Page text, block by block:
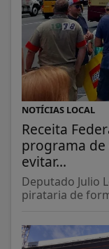
NOTÍCIAS LOCAL
Receita
programa
evitar...
Deputado Julio
pirataria de